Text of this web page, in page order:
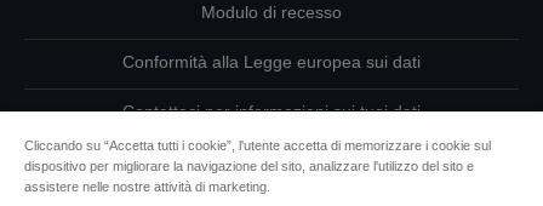
Modulo di recesso
Conformità alla Legge europea sui dati
Contattaci per informazioni sui tuoi dati
Informazioni sui cookie
Cliccando su “Accetta tutti i cookie”, l'utente accetta di memorizzare i cookie sul
dispositivo per migliorare la navigazione del sito, analizzare l'utilizzo del sito e
assistere nelle nostre attività di marketing.